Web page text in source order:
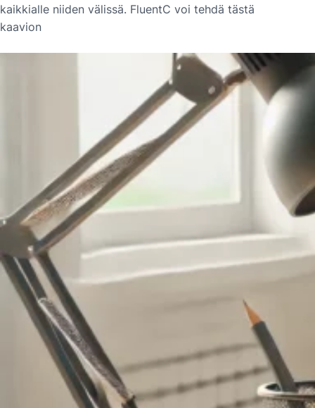
kaikkialle niiden välissä. FluentC voi tehdä tästä
kaavion